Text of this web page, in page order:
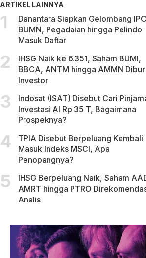
ARTIKEL LAINNYA
Danantara Siapkan Gelombang IPO
BUMN, Pegadaian hingga Pelindo
Masuk Daftar
IHSG Naik ke 6.351, Saham BUMI,
BBCA, ANTM hingga AMMN
Investor
Indosat (ISAT) Disebut Cari
Investasi AI Rp 35 T, Bagaimana
Prospeknya?
TPIA Disebut Berpeluang Kembali
Masuk Indeks MSCI, Apa
Penopangnya?
IHSG Berpeluang Naik, Saham
AMRT hingga PTRO
Analis